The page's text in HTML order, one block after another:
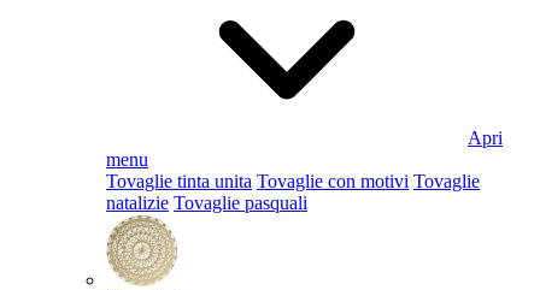
Apri
menu
Tovaglie tinta unita Tovaglie con motivi Tovaglie
natalizie Tovaglie pasquali